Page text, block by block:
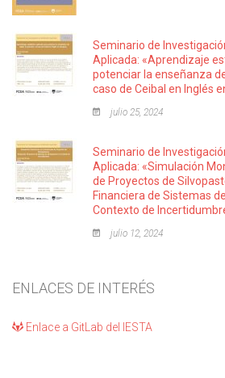
Seminario de
Aplicada: «Aprendizaje
potenciar la enseñanza
caso de Ceibal en Inglés
julio 25, 2024
Seminario de
Aplicada: «Simulación
de Proyectos de
Financiera de Sistemas
Contexto de
julio 12, 2024
ENLACES DE INTERÉS
Enlace a GitLab del IESTA